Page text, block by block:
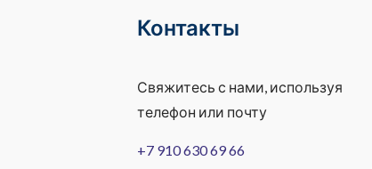
Контакты
Свяжитесь с нами, используя
телефон или почту
+7 910 630 69 66